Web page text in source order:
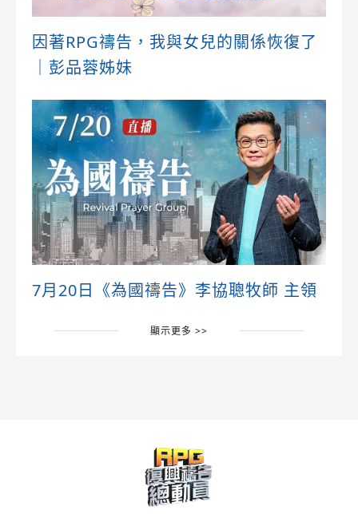
因著RPG禱告，我與女兒的關係恢復了
｜彭品蓉姊妹
7月20日《為國禱告》李協聰牧師 主領
顯示更多 >>